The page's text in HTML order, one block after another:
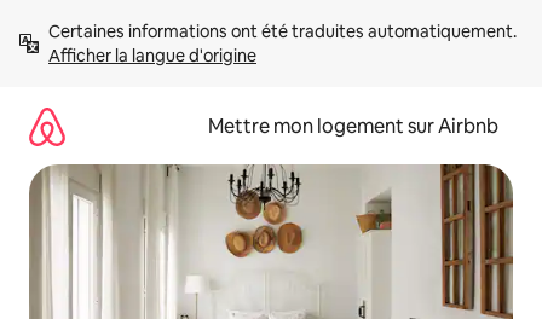
directement
Afficher la langue d'origine
Mettre mon logement sur Airbnb